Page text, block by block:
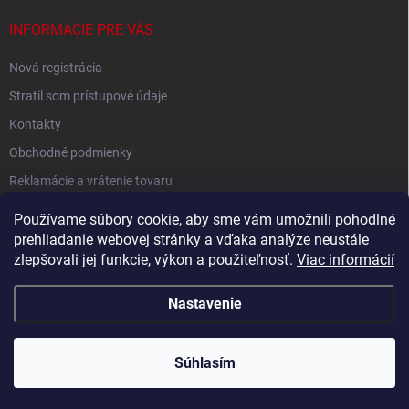
Používame súbory cookie, aby sme vám umožnili pohodlné
prehliadanie webovej stránky a vďaka analýze neustále
zlepšovali jej funkcie, výkon a použiteľnosť. Viac informácií
Nastavenie
Súhlasím
Májové zľavy! E-shop je určený pre veľkoodberateľov.
INFORMÁCIE PRE VÁS
Nová registrácia
Stratil som prístupové údaje
Kontakty
Obchodné podmienky
Reklamácie a vrátenie tovaru
Shoptet.sk
Nobby.sk . Všetky práva vyhradené.